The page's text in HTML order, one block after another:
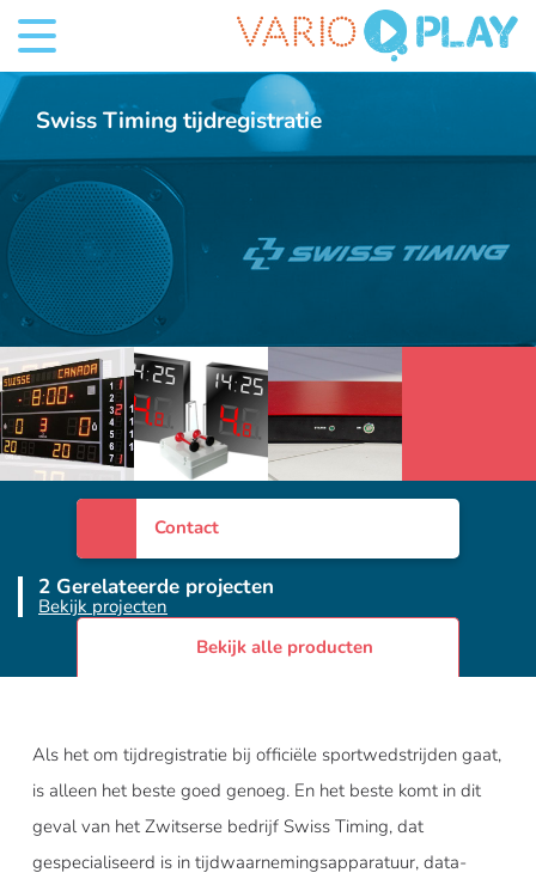
Swiss Timing tijdregistratie
Contact
2 Gerelateerde projecten
Bekijk projecten
Bekijk alle producten
5 Foto's
Als het om tijdregistratie bij officiële sportwedstrijden gaat,
is alleen het beste goed genoeg. En het beste komt in dit
geval van het Zwitserse bedrijf Swiss Timing, dat
gespecialiseerd is in tijdwaarnemingsapparatuur, data-